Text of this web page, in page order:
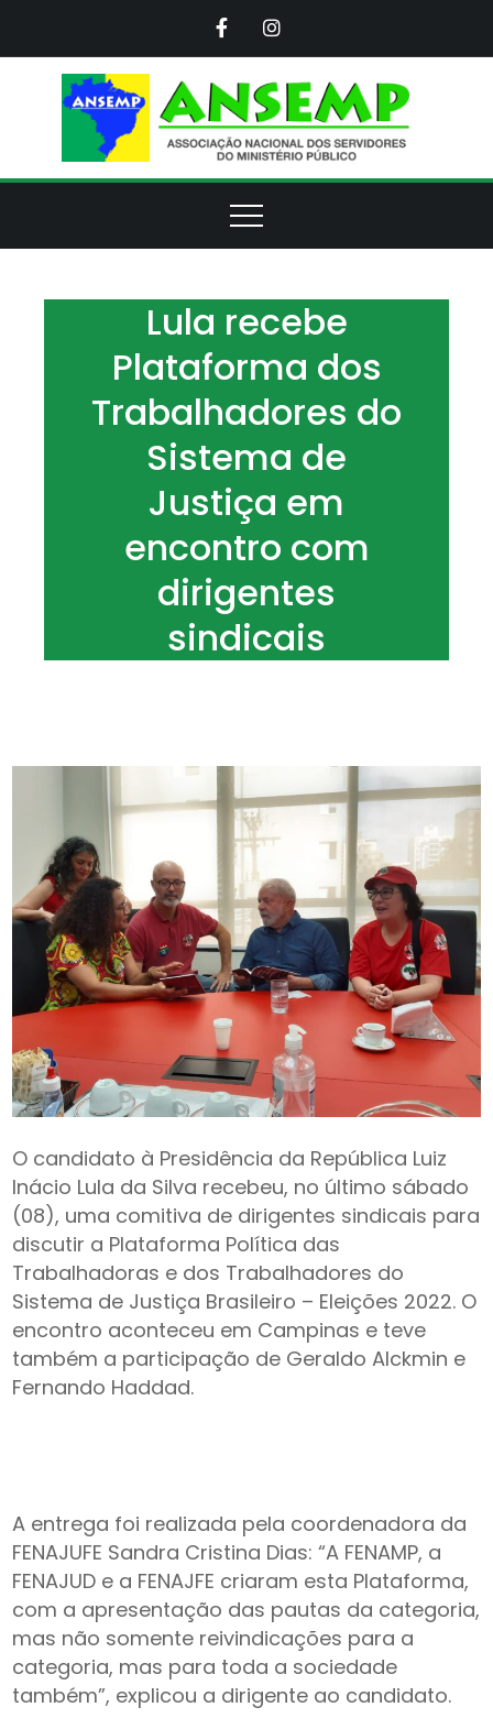
content
Lula recebe
Plataforma dos
Trabalhadores do
Sistema de
Justiça em
encontro com
dirigentes
sindicais
O candidato à Presidência da República Luiz
Inácio Lula da Silva recebeu, no último sábado
(08), uma comitiva de dirigentes sindicais para
discutir a Plataforma Política das
Trabalhadoras e dos Trabalhadores do
Sistema de Justiça Brasileiro – Eleições 2022. O
encontro aconteceu em Campinas e teve
também a participação de Geraldo Alckmin e
Fernando Haddad.
A entrega foi realizada pela coordenadora da
FENAJUFE Sandra Cristina Dias: “A FENAMP, a
FENAJUD e a FENAJFE criaram esta Plataforma,
com a apresentação das pautas da categoria,
mas não somente reivindicações para a
categoria, mas para toda a sociedade
também”, explicou a dirigente ao candidato.